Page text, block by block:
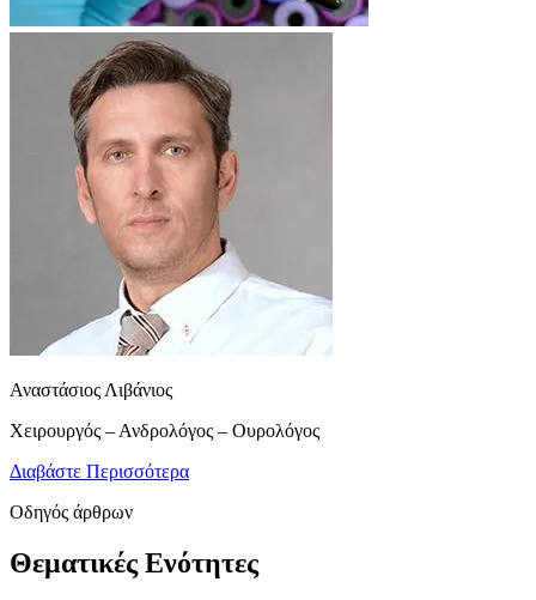
Αναστάσιος Λιβάνιος
Χειρουργός – Ανδρολόγος – Ουρολόγος
Διαβάστε Περισσότερα
Οδηγός άρθρων
Θεματικές Ενότητες